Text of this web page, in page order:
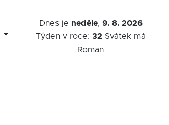
Dnes je neděle, 9. 8. 2026
Týden v roce:32 Svátek má
Roman